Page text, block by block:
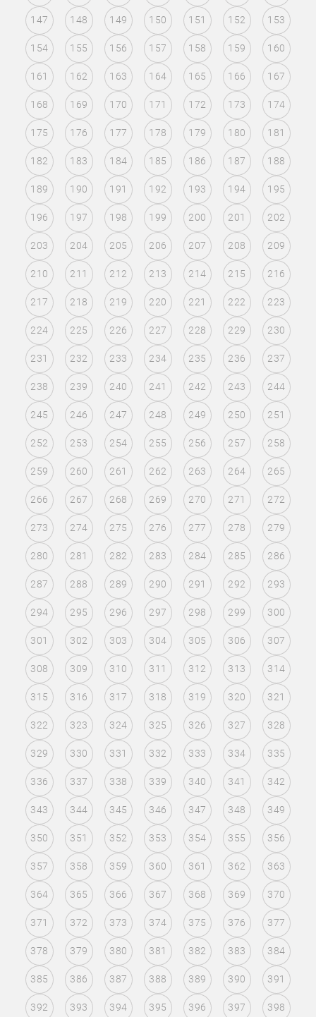
147 148 149 150 151 152 153
154 155 156 157 158 159 160
161 162 163 164 165 166 167
168 169 170 171 172 173 174
175 176 177 178 179 180 181
182 183 184 185 186 187 188
189 190 191 192 193 194 195
196 197 198 199 200 201 202
203 204 205 206 207 208 209
210 211 212 213 214 215 216
217 218 219 220 221 222 223
224 225 226 227 228 229 230
231 232 233 234 235 236 237
238 239 240 241 242 243 244
245 246 247 248 249 250 251
252 253 254 255 256 257 258
259 260 261 262 263 264 265
266 267 268 269 270 271 272
273 274 275 276 277 278 279
280 281 282 283 284 285 286
287 288 289 290 291 292 293
294 295 296 297 298 299 300
301 302 303 304 305 306 307
308 309 310 311 312 313 314
315 316 317 318 319 320 321
322 323 324 325 326 327 328
329 330 331 332 333 334 335
336 337 338 339 340 341 342
343 344 345 346 347 348 349
350 351 352 353 354 355 356
357 358 359 360 361 362 363
364 365 366 367 368 369 370
371 372 373 374 375 376 377
378 379 380 381 382 383 384
385 386 387 388 389 390 391
392 393 394 395 396 397 398